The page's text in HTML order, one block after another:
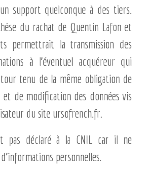
support quelconque à des tiers.
du rachat de Quentin Lafon et
permettrait la transmission des
à l’éventuel acquéreur qui
tenu de la même obligation de
et de modification des données vis
du site ursofrench.fr.
pas déclaré à la CNIL car il ne
personnelles.